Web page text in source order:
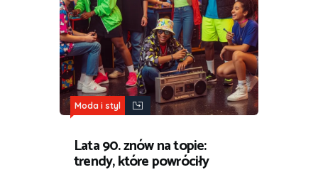
Moda i styl
Lata 90. znów na topie:
trendy, które powróciły